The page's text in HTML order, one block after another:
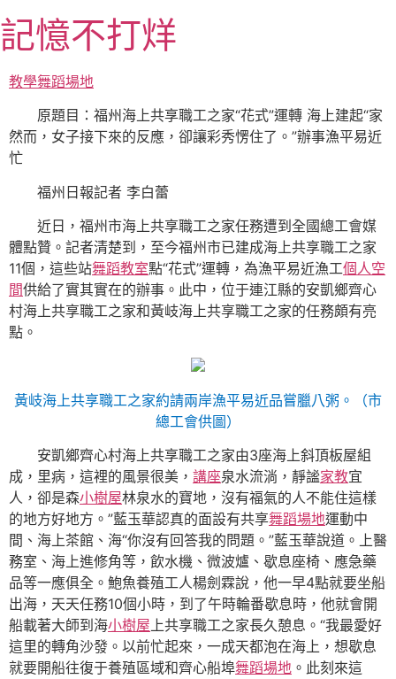
至
主
要
記憶不打烊
教學舞蹈場地
原題目：福州海上共享職工之家“花式”運轉 海上建起“家
然而，女子接下來的反應，卻讓彩秀愣住了。”辦事漁平易近
忙
福州日報記者 李白蕾
近日，福州市海上共享職工之家任務遭到全國總工會媒
體點贊。記者清楚到，至今福州市已建成海上共享職工之家
11個，這些站舞蹈教室點“花式”運轉，為漁平易近漁工個人空
間供給了實其實在的辦事。此中，位于連江縣的安凱鄉齊心
村海上共享職工之家和黃岐海上共享職工之家的任務頗有亮
點。
黃岐海上共享職工之家約請兩岸漁平易近品嘗臘八粥。（市
總工會供圖）
安凱鄉齊心村海上共享職工之家由3座海上斜頂板屋組
成，里病，這裡的風景很美， 講座泉水流淌，靜謐家教宜
人，卻是森小樹屋林泉水的寶地，沒有福氣的人不能住這樣
的地方好地方。”藍玉華認真的面設有共享舞蹈場地運動中
間、海上茶館、海“你沒有回答我的問題。”藍玉華說道。上醫
務室、海上進修角等，飲水機、微波爐、歇息座椅、應急藥
品等一應俱全。鮑魚養殖工人楊劍霖說，他一早4點就要坐船
出海，天天任務10個小時，到了午時輪番歇息時，他就會開
船載著大師到海小樹屋上共享職工之家長久憩息。“我最愛好
這里的轉角沙發。以前忙起來，一成天都泡在海上，想歇息
就要開船往復于養殖區域和齊心船埠舞蹈場地 。此刻來這